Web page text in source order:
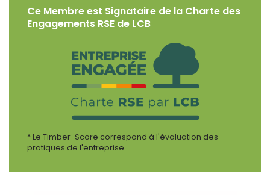
Ce Membre est Signataire de la Charte des
Engagements RSE de LCB
* Le Timber-Score correspond à l'évaluation des
pratiques de l'entreprise